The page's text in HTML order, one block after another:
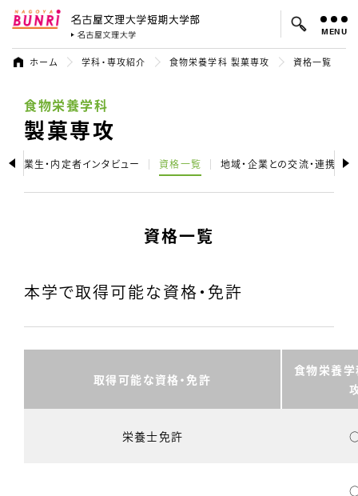
名古屋文理大学 短期大学部
よく検索されているキーワード：
MENU
ホーム 学科・専攻紹介 食物栄養学科 製菓専攻 資格一覧
食物栄養学科
製菓専攻
卒業生・内定者インタビュー 資格一覧 地域・企業との交流・連携
資格一覧
本学で取得可能な資格・免許
取得可能な資格・免許
食物栄養
栄養士免許